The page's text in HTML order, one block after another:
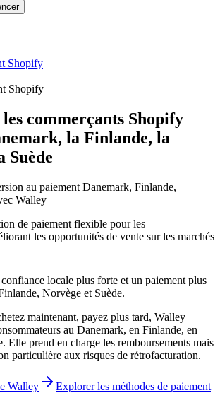
Shopify
Shopify
commerçants Shopify
la Finlande, la
Suède
au paiement Danemark, Finlande,
Walley
de paiement flexible pour les
les opportunités de vente sur les marchés
locale plus forte et un paiement plus
Norvège et Suède.
maintenant, payez plus tard, Walley
au Danemark, en Finlande, en
Elle prend en charge les remboursements mais
particulière aux risques de rétrofacturation.
Walley Explorer les méthodes de paiement